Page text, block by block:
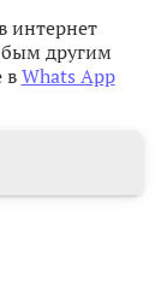
интернет
другим
вWhats App